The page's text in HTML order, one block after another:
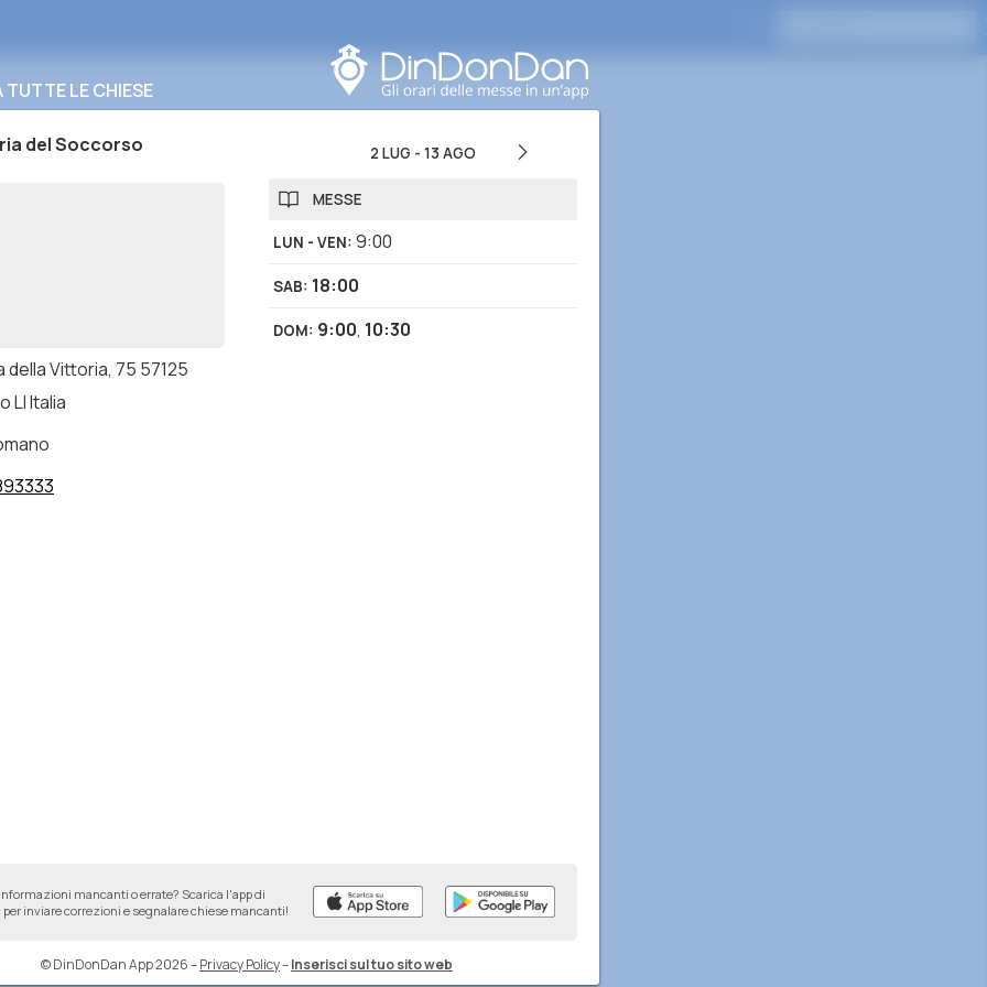
LE CHIESE
del Soccorso
della Vittoria, 75 57125
LI Italia
2 LUG - 13 AGO
MESSE
LUN - VEN: 9:00
SAB: 18:00
DOM: 9:00, 10:30
mancanti o errate? Scarica l'app di
per inviare correzioni e segnalare chiese mancanti!
© DinDonDan App 2026–Privacy Policy–Inserisci sul tuo sito web